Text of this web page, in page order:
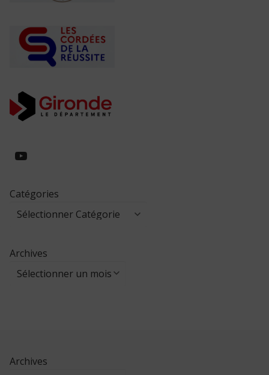
https://www.youtube.com/
Catégories
Archives
Archives